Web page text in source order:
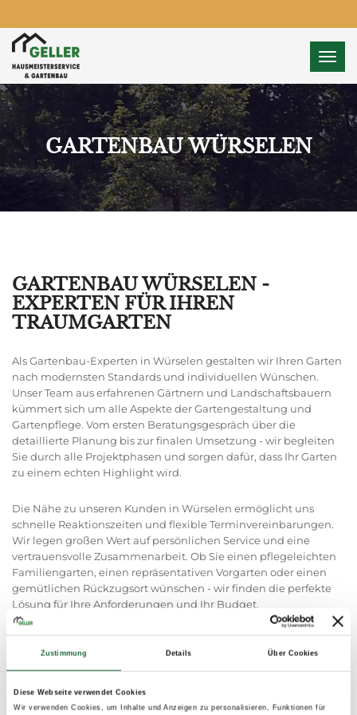
Zustimmung Details Über Cookies
Diese Webseite verwendet Cookies
Wir verwenden Cookies, um Inhalte und Anzeigen zu personalisieren, Funktionen für
GARTENBAU WÜRSELEN
GARTENBAU WÜRSELEN -
EXPERTEN FÜR IHREN
TRAUMGARTEN
Als Gartenbau-Experten in Würselen gestalten wir Ihren Garten
nach modernsten Standards und individuellen Wünschen.
Unser Team aus erfahrenen Gärtnern und Landschaftsbauern
kümmert sich um alle Aspekte der Gartengestaltung und
Gartenpflege. Vom ersten Beratungsgespräch über die
detaillierte Planung bis zur finalen Umsetzung - wir begleiten
Sie durch alle Projektphasen und sorgen dafür, dass Ihr Garten
zu einem echten Highlight wird.
Die Nähe zu unseren Kunden in Würselen ermöglicht uns
schnelle Reaktionszeiten und flexible Terminvereinbarungen.
Wir legen großen Wert auf persönlichen Service und eine
vertrauensvolle Zusammenarbeit. Ob Sie einen pflegeleichten
Familiengarten, einen repräsentativen Vorgarten oder einen
gemütlichen Rückzugsort wünschen - wir finden die perfekte
Lösung für Ihre Anforderungen und Ihr Budget.
Unser Gartenbau-Service umfasst die komplette Bandbreite
moderner Gartengestaltung: Von der Anlage neuer
Rasenflächen bis hin zum Bau von Terrassen und Wegen. Wir
kümmern uns um Baumschnitt, Heckenpflege und die
fachgerechte Pflasterung von Gartenwegen oder Einfahrten.